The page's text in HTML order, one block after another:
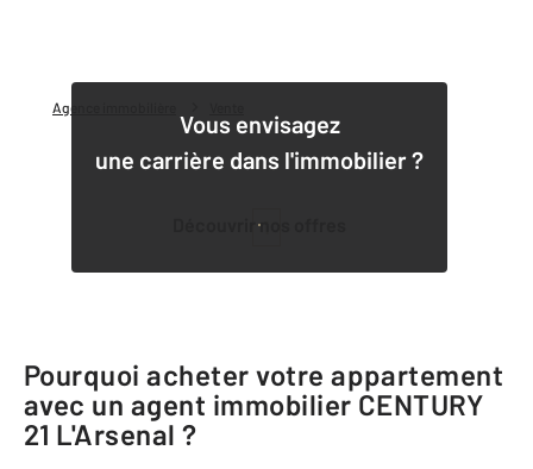
Agence immobilière
Vous envisagez
une carrière dans l'immobilier ?
Découvrir nos offres
Pourquoi acheter votre appartement
avec un agent immobilier CENTURY
21 L'Arsenal ?